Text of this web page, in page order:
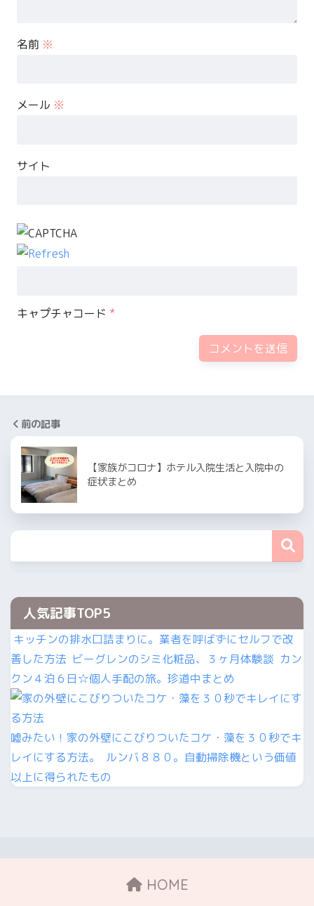
名前 ※
メール ※
サイト
キャプチャコード *
前の記事
【家族がコロナ】ホテル入院生活と入院中の
症状まとめ
人気記事TOP5
キッチンの排水口詰まりに。業者を呼ばずにセルフで改
善した方法 ビーグレンのシミ化粧品、３ヶ月体験談 カン
クン４泊６日☆個人手配の旅。珍道中まとめ
嘘みたい！家の外壁にこびりついたコケ・藻を３０秒でキ
レイにする方法。
ルンバ８８０。自動掃除機という価値
以上に得られたもの
HOME